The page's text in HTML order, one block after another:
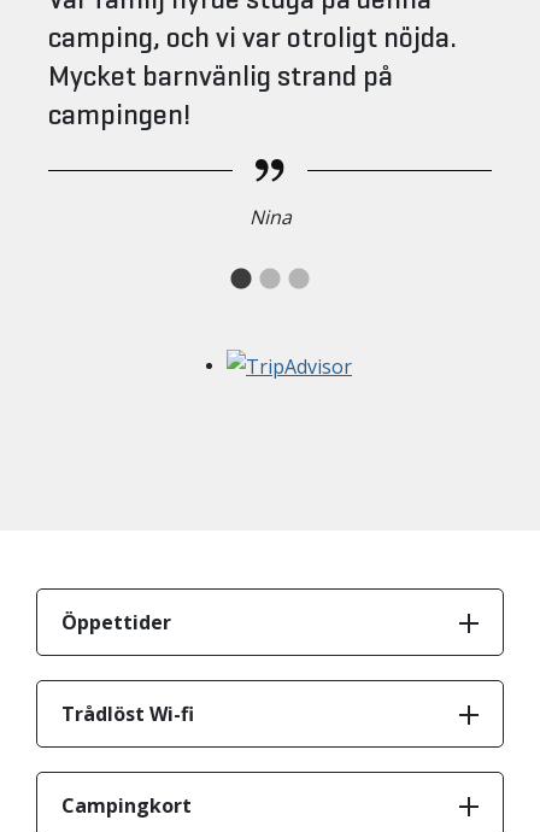
camping, och vi var otroligt nöjda.
Mycket barnvänlig strand på
campingen!
Nina
Öppettider
Trådlöst Wi-fi
Campingkort